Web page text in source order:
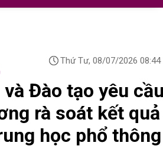
Thứ Tư, 08/07/2026 08:44
và Đào tạo yêu
rà soát kết
học phổ thông